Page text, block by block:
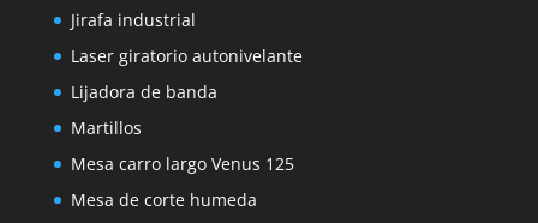
Jirafa industrial
Laser giratorio autonivelante
Lijadora de banda
Martillos
Mesa carro largo Venus 125
Mesa de corte humeda